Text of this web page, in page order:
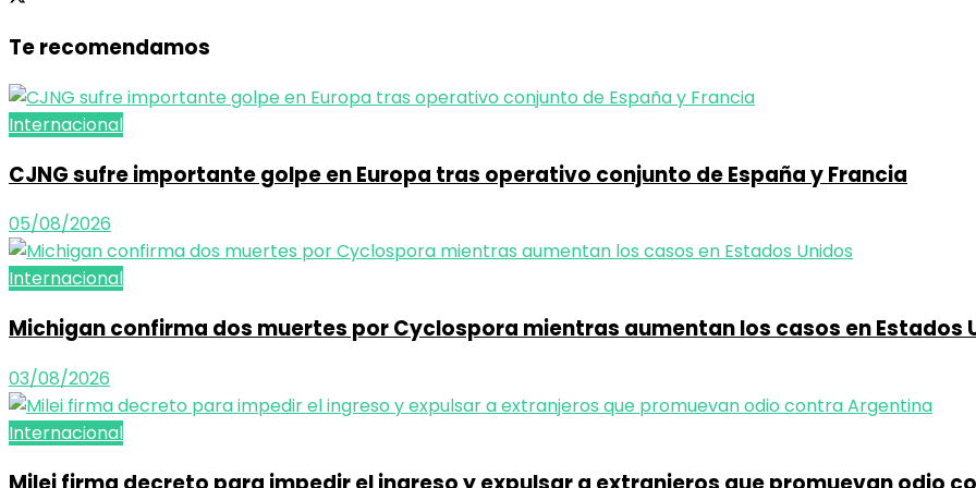
Te recomendamos
Internacional
CJNG sufre importante golpe en Europa tras operativo conjunto de España y Francia
05/08/2026
Internacional
Michigan confirma dos muertes por Cyclospora mientras aumentan los casos en Estados
03/08/2026
Internacional